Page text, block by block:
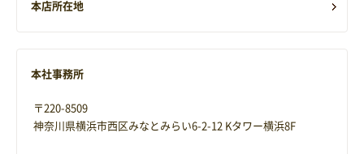
本店所在地
本社事務所
〒220-8509
神奈川県横浜市西区みなとみらい6-2-12 Kタワー横浜8F